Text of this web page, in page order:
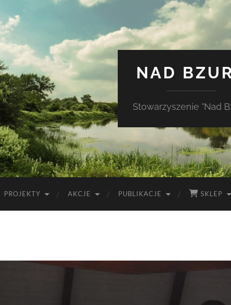
NAD
Stowarzyszenie "Nad
PROJEKTY AKCJE PUBLIKACJE SKLEP